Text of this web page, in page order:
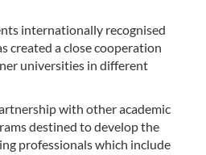
internationally recognised
created a close cooperation
universities in different
with other academic
destined to develop the
professionals which include